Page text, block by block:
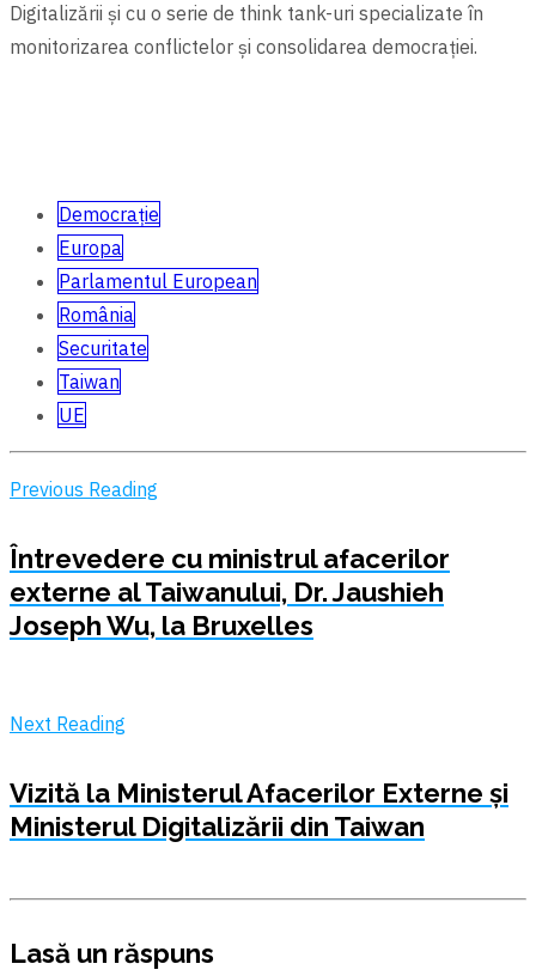
Digitalizării şi cu o serie de think tank-uri specializate în
monitorizarea conflictelor şi consolidarea democrației.
Democrație
Europa
Parlamentul European
România
Securitate
Taiwan
UE
Previous Reading
Întrevedere cu ministrul afacerilor
externe al Taiwanului, Dr. Jaushieh
Joseph Wu, la Bruxelles
Next Reading
Vizită la Ministerul Afacerilor Externe şi
Ministerul Digitalizării din Taiwan
Lasă un răspuns